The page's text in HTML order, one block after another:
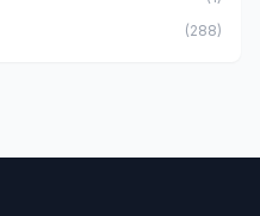
(288)